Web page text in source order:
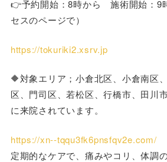
👉予約開始：8時から 施術開始：9
セスのページで）
https://tokuriki2.xsrv.jp
🔶対象エリア；小倉北区、小倉南区
区、門司区、若松区、行橋市、田川
に来院されています。
https://xn--tqqu3fk6pnsfqv2e.com/
定期的なケアで、痛みやコリ、体調